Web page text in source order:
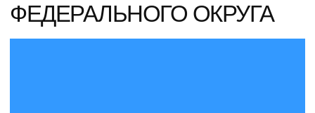
ФЕДЕРАЛЬНОГО ОКРУГА